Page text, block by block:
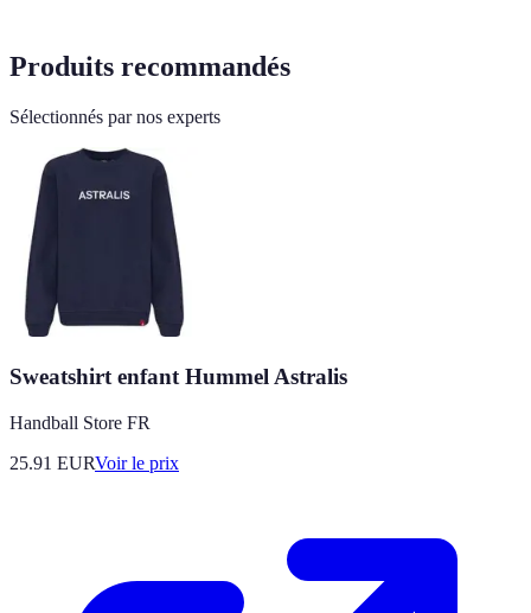
Produits recommandés
Sélectionnés par nos experts
Sweatshirt enfant Hummel Astralis
Handball Store FR
25.91 EURVoir le prix